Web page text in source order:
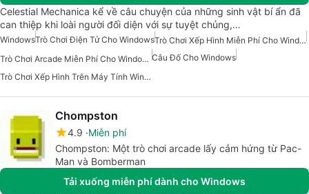
Celestial Mechanica kể về câu chuyện của những sinh vật bí ẩn đã
can thiệp khi loài người đối diện với sự tuyệt chủng,…
WindowsTrò Chơi Điện Tử Cho Windows
Trò Chơi Xếp Hình Miễn Phí Cho Windows
Trò Chơi Arcade Miễn Phí Cho Windows Câu Đố Cho Windows
Trò Chơi Xếp Hình Trên Máy Tính Windows
Chompston
4.9 Miễn phí
Chompston: Một trò chơi arcade lấy cảm hứng từ Pac-
Man và Bomberman
Tải xuống miễn phí dành cho Windows